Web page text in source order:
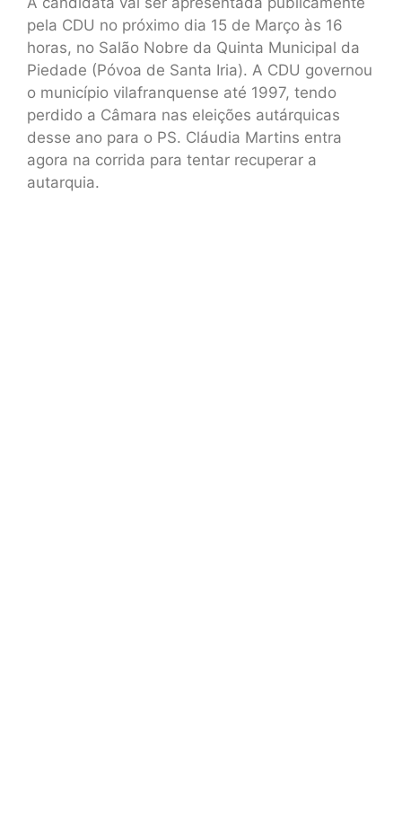
pela CDU no próximo dia 15 de Março às 16
horas, no Salão Nobre da Quinta Municipal da
Piedade (Póvoa de Santa Iria). A CDU governou
o município vilafranquense até 1997, tendo
perdido a Câmara nas eleições autárquicas
desse ano para o PS. Cláudia Martins entra
agora na corrida para tentar recuperar a
autarquia.